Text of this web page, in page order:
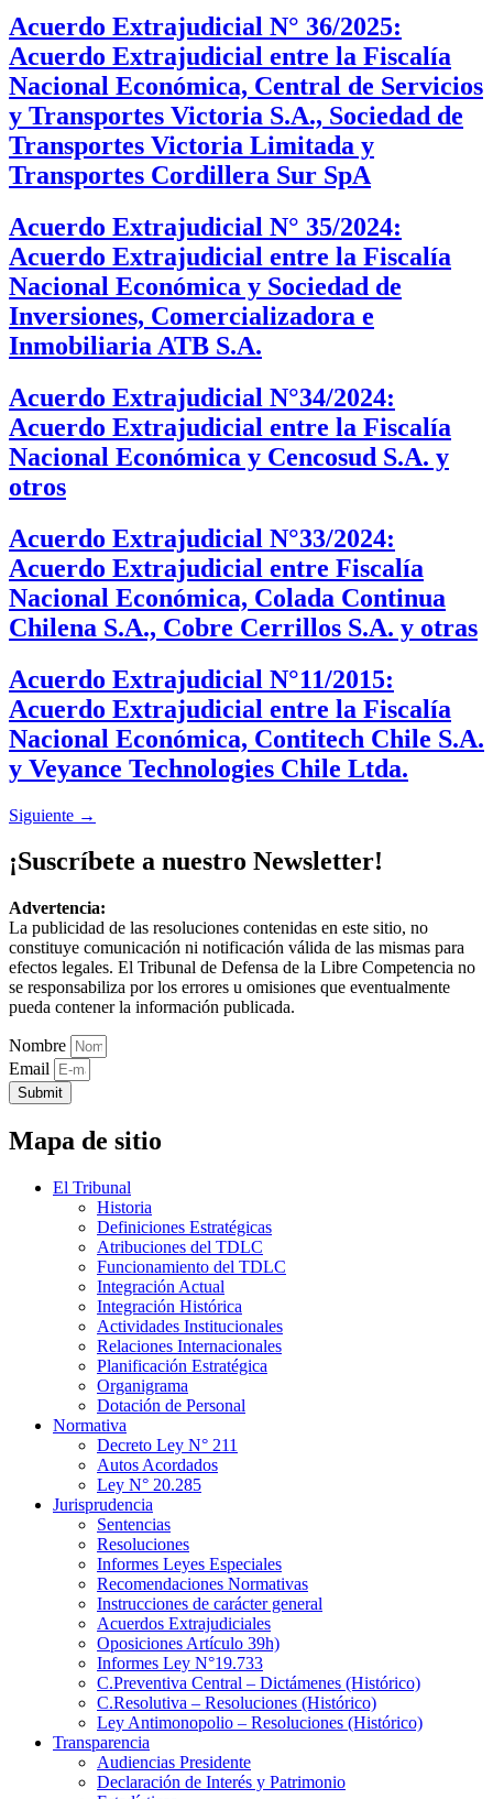
Acuerdo Extrajudicial N° 36/2025:
Acuerdo Extrajudicial entre la Fiscalía
Nacional Económica, Central de Servicios
y Transportes Victoria S.A., Sociedad de
Transportes Victoria Limitada y
Transportes Cordillera Sur SpA
Acuerdo Extrajudicial N° 35/2024:
Acuerdo Extrajudicial entre la Fiscalía
Nacional Económica y Sociedad de
Inversiones, Comercializadora e
Inmobiliaria ATB S.A.
Acuerdo Extrajudicial N°34/2024:
Acuerdo Extrajudicial entre la Fiscalía
Nacional Económica y Cencosud S.A. y
otros
Acuerdo Extrajudicial N°33/2024:
Acuerdo Extrajudicial entre Fiscalía
Nacional Económica, Colada Continua
Chilena S.A., Cobre Cerrillos S.A. y otras
Acuerdo Extrajudicial N°11/2015:
Acuerdo Extrajudicial entre la Fiscalía
Nacional Económica, Contitech Chile S.A.
y Veyance Technologies Chile Ltda.
Siguiente →
¡Suscríbete a nuestro Newsletter!
Advertencia:
La publicidad de las resoluciones contenidas en este sitio, no
constituye comunicación ni notificación válida de las mismas para
efectos legales. El Tribunal de Defensa de la Libre Competencia no
se responsabiliza por los errores u omisiones que eventualmente
pueda contener la información publicada.
Nombre
Email
Submit
Mapa de sitio
El Tribunal
Historia
Definiciones Estratégicas
Atribuciones del TDLC
Funcionamiento del TDLC
Integración Actual
Integración Histórica
Actividades Institucionales
Relaciones Internacionales
Planificación Estratégica
Organigrama
Dotación de Personal
Normativa
Decreto Ley N° 211
Autos Acordados
Ley N° 20.285
Jurisprudencia
Sentencias
Resoluciones
Informes Leyes Especiales
Recomendaciones Normativas
Instrucciones de carácter general
Acuerdos Extrajudiciales
Oposiciones Artículo 39h)
Informes Ley N°19.733
C.Preventiva Central – Dictámenes (Histórico)
C.Resolutiva – Resoluciones (Histórico)
Ley Antimonopolio – Resoluciones (Histórico)
Transparencia
Audiencias Presidente
Declaración de Interés y Patrimonio